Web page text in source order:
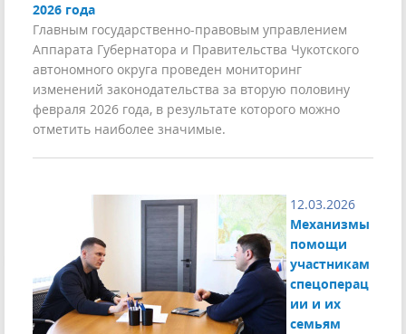
2026 года
Главным государственно-правовым управлением
Аппарата Губернатора и Правительства Чукотского
автономного округа проведен мониторинг
изменений законодательства за вторую половину
февраля 2026 года, в результате которого можно
отметить наиболее значимые.
12.03.2026
Механизмы
помощи
участникам
спецоперац
ии и их
семьям